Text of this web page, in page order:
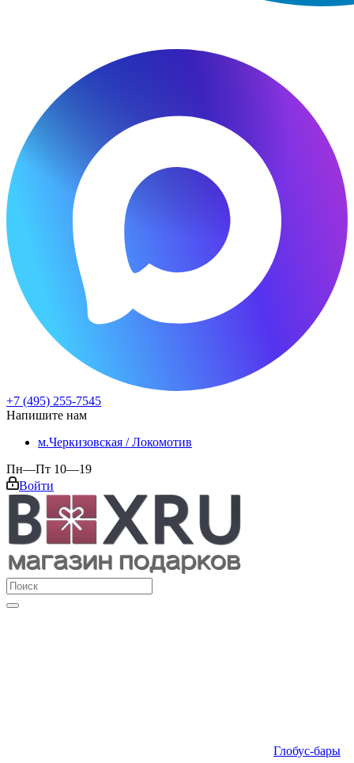
+7 (495) 255-7545
Напишите нам
м.Черкизовская / Локомотив
Пн—Пт 10—19
Войти
Глобус-бары